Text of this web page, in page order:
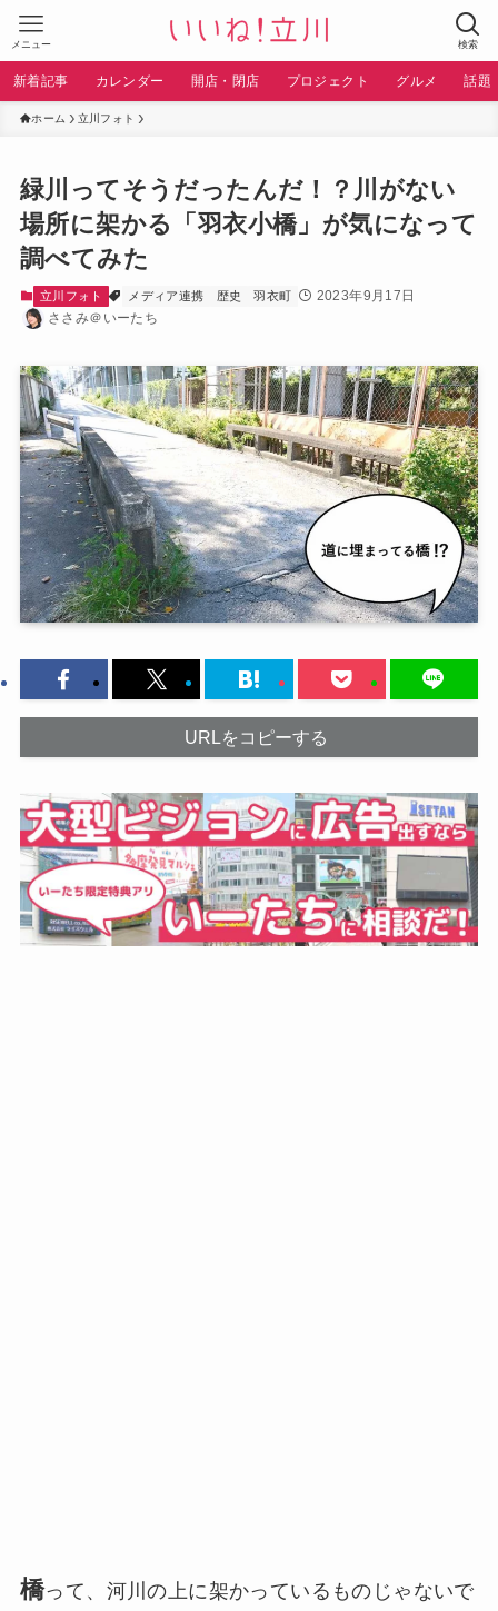
検索
メニュー
新着記事 カレンダー 開店・閉店 プロジェクト グルメ 話題
ホーム 立川フォト
緑川ってそうだったんだ！？川がない
場所に架かる「羽衣小橋」が気になって
調べてみた
立川フォト メディア連携 歴史 羽衣町
2023年9月17日
ささみ＠いーたち
URLをコピーする
橋って、河川の上に架かっているものじゃないで